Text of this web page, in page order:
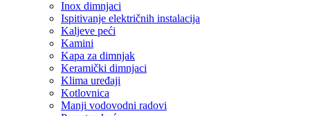
Inox dimnjaci
Ispitivanje električnih instalacija
Kaljeve peći
Kamini
Kapa za dimnjak
Keramički dimnjaci
Klima uređaji
Kotlovnica
Manji vodovodni radovi